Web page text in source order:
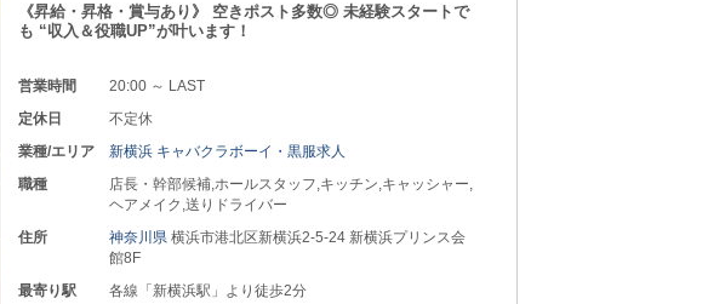
《昇給・昇格・賞与あり》 空きポスト多数◎ 未経験スタートで
も “収入＆役職UP”が叶います！
営業時間
20:00 ～ LAST
定休日
不定休
業種/エリア
新横浜 キャバクラボーイ・黒服求人
職種
店長・幹部候補,ホールスタッフ,キッチン,キャッシャー,
ヘアメイク,送りドライバー
住所
神奈川県 横浜市港北区新横浜2-5-24 新横浜プリンス会
館8F
最寄り駅
各線「新横浜駅」より徒歩2分